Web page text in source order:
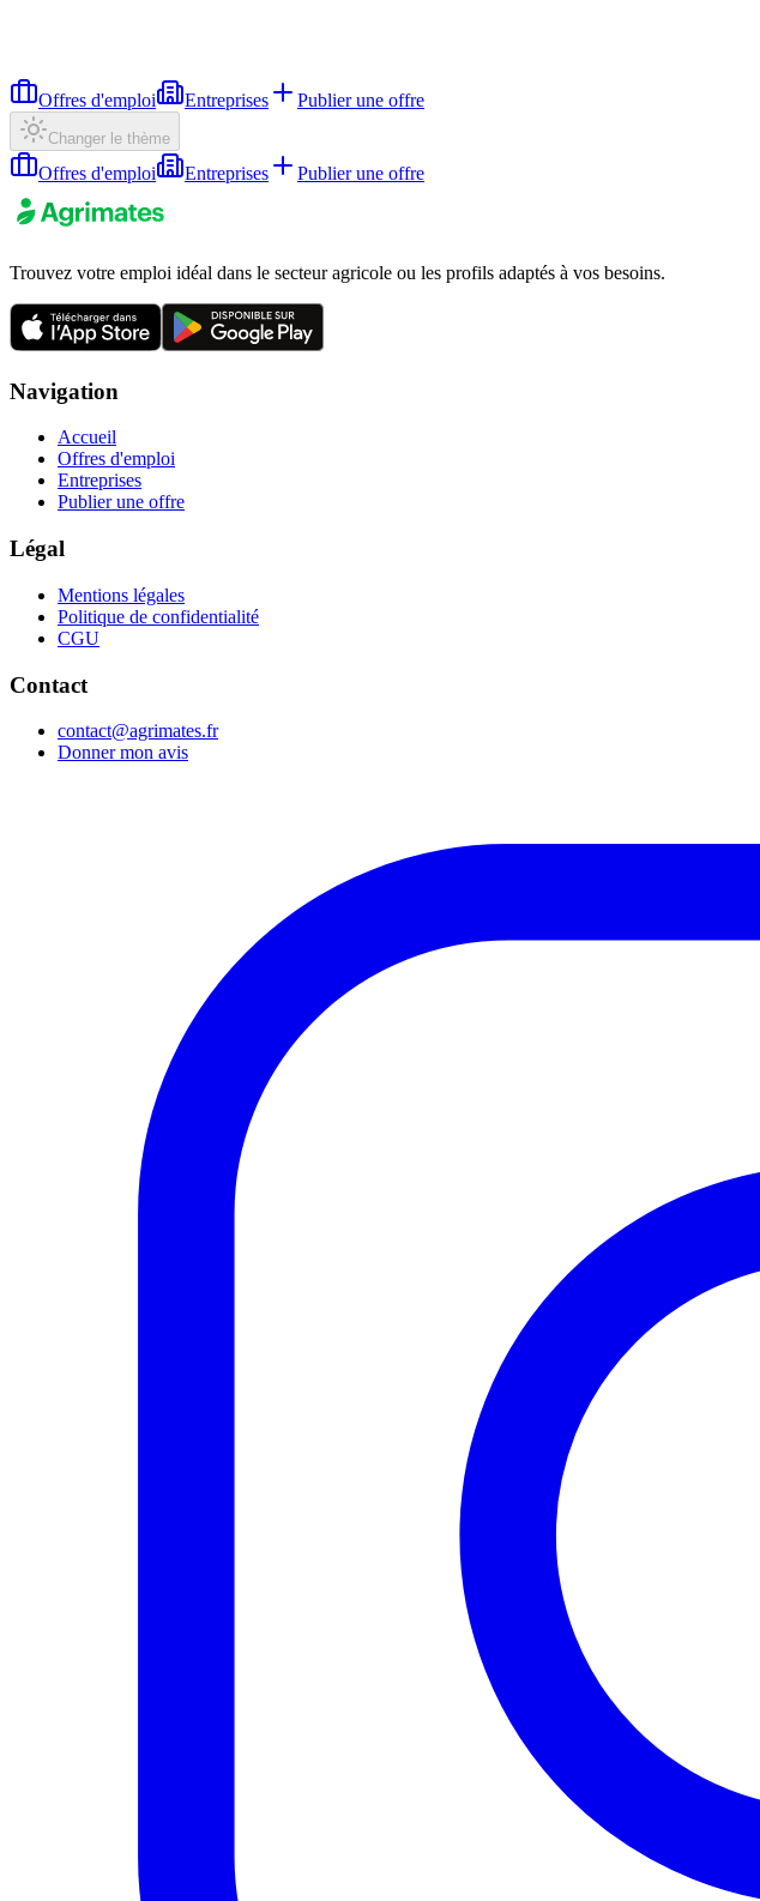
Offres d'emploi Entreprises Publier une offre
Changer le thème
Offres d'emploi Entreprises Publier une offre
Trouvez votre emploi idéal dans le secteur agricole ou les profils adaptés à vos besoins.
Navigation
Accueil
Offres d'emploi
Entreprises
Publier une offre
Légal
Mentions légales
Politique de confidentialité
CGU
Contact
contact@agrimates.fr
Donner mon avis